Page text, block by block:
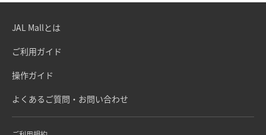
JAL Mallとは
ご利用ガイド
操作ガイド
よくあるご質問・お問い合わせ